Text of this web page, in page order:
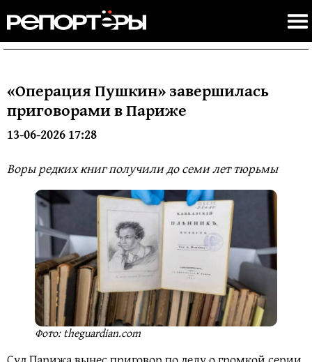
«Операция Пушкин» завершилась
приговорами в Париже
13-06-2026 17:28
Воры редких книг получили до семи лет тюрьмы
Фото: theguardian.com